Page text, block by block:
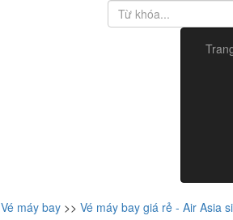
Vé máy bay >> Vé máy bay giá rẻ - Air Asia